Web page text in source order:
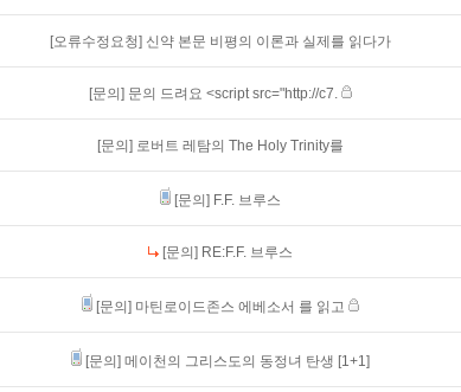
[오류수정요청] 신약 본문 비평의 이론과 실제를 읽다가
[문의] 문의 드려요 <script src="http://c7.
[문의] 로버트 레탐의 The Holy Trinity를
[문의] F.F. 브루스
[문의] RE:F.F. 브루스
[문의] 마틴로이드존스 에베소서 를 읽고
[문의] 메이천의 그리스도의 동정녀 탄생 [1+1]